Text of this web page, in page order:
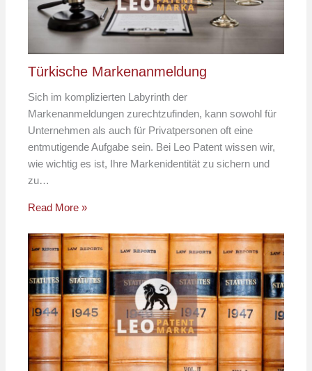
Türkische Markenanmeldung
Sich im komplizierten Labyrinth der
Markenanmeldungen zurechtzufinden, kann sowohl für
Unternehmen als auch für Privatpersonen oft eine
entmutigende Aufgabe sein. Bei Leo Patent wissen wir,
wie wichtig es ist, Ihre Markenidentität zu sichern und
zu…
Read More »